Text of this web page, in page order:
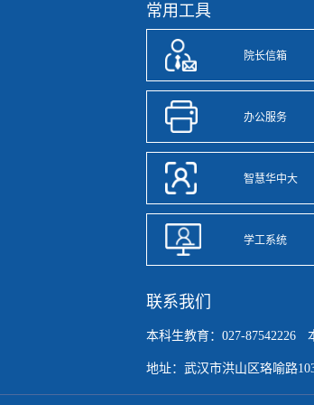
常用工具
院长信箱
办公服务
智慧华中大
学工系统
联系我们
本科生教育：027-87542226
地址：武汉市洪山区珞喻路